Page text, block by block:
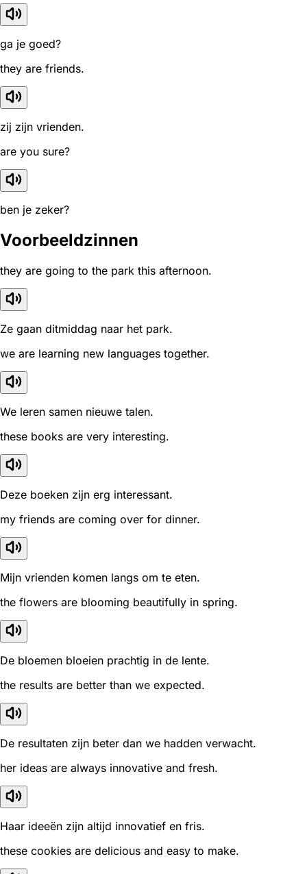
ga je goed?
they are friends.
zij zijn vrienden.
are you sure?
ben je zeker?
Voorbeeldzinnen
they are going to the park this afternoon.
Ze gaan ditmiddag naar het park.
we are learning new languages together.
We leren samen nieuwe talen.
these books are very interesting.
Deze boeken zijn erg interessant.
my friends are coming over for dinner.
Mijn vrienden komen langs om te eten.
the flowers are blooming beautifully in spring.
De bloemen bloeien prachtig in de lente.
the results are better than we expected.
De resultaten zijn beter dan we hadden verwacht.
her ideas are always innovative and fresh.
Haar ideeën zijn altijd innovatief en fris.
these cookies are delicious and easy to make.